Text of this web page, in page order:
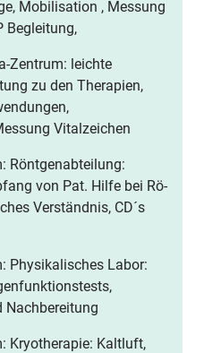
Mobilisation , Messung
Begleitung,
Zentrum: leichte
zu den Therapien,
Vitalzeichen
Röntgenabteilung:
von Pat. Hilfe bei Rö-
Verständnis, CD´s
Physikalisches Labor:
Nachbereitung
Kryotherapie: Kaltluft,